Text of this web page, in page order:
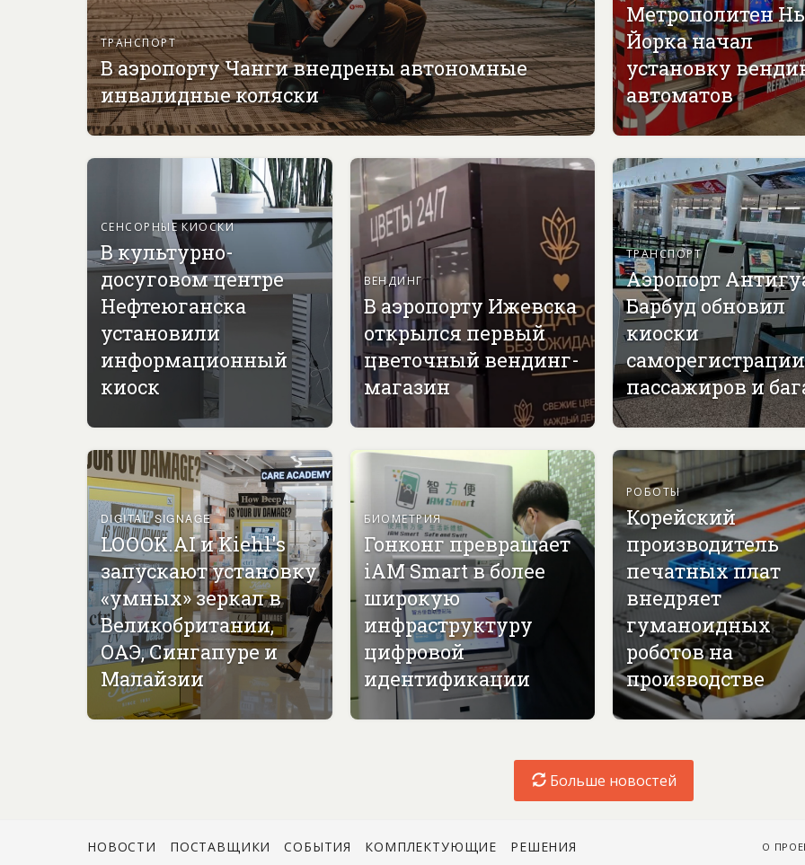
ТРАНСПОРТ
В аэропорту Чанги внедрены автономные
инвалидные коляски
Метрополитен
Йорка начал
установку
автоматов
СЕНСОРНЫЕ КИОСКИ
В культурно-
досуговом центре
Нефтеюганска
установили
информационный
киоск
ВЕНДИНГ
В аэропорту Ижевска
открылся первый
цветочный вендинг-
магазин
ТРАНСПОРТ
Аэропорт
Барбуд обновил
киоски
саморегистрации
пассажиров и
DIGITAL SIGNAGE
LOOOK.AI и Kiehl's
запускают установку
«умных» зеркал в
Великобритании,
ОАЭ, Сингапуре и
Малайзии
БИОМЕТРИЯ
Гонконг превращает
iAM Smart в более
широкую
инфраструктуру
цифровой
идентификации
РОБОТЫ
Корейский
производитель
печатных плат
внедряет
гуманоидных
роботов на
производстве
Больше новостей
О
НОВОСТИ ПОСТАВЩИКИ СОБЫТИЯ КОМПЛЕКТУЮЩИЕ РЕШЕНИЯ